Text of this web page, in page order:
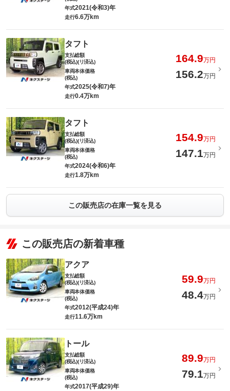
年式2021(令和3)年
走行6.6万km
タフト
支払総額
(税込)(リ済込)
164.9万円
車両本体価格
(税込)
156.2万円
年式2025(令和7)年
走行0.4万km
タフト
支払総額
(税込)(リ済込)
154.9万円
車両本体価格
(税込)
147.1万円
年式2024(令和6)年
走行1.8万km
この販売店の在庫一覧を見る
この販売店の新着車種
アクア
支払総額
(税込)(リ済込)
59.9万円
車両本体価格
(税込)
48.4万円
年式2012(平成24)年
走行11.6万km
トール
支払総額
(税込)(リ済込)
89.9万円
車両本体価格
(税込)
79.1万円
年式2017(平成29)年